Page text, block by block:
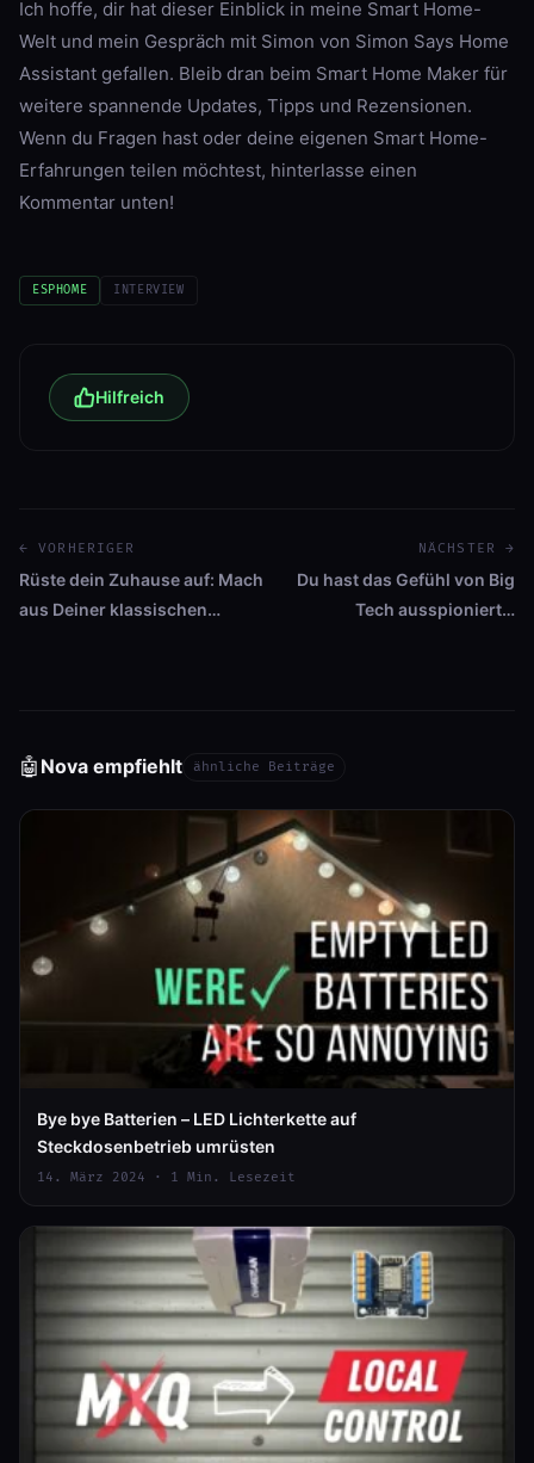
Ich hoffe, dir hat dieser Einblick in meine Smart Home-
Welt und mein Gespräch mit Simon von Simon Says Home
Assistant gefallen. Bleib dran beim Smart Home Maker für
weitere spannende Updates, Tipps und Rezensionen.
Wenn du Fragen hast oder deine eigenen Smart Home-
Erfahrungen teilen möchtest, hinterlasse einen
Kommentar unten!
ESPHOME INTERVIEW
Hilfreich
← VORHERIGER
Rüste dein Zuhause auf: Mach
aus Deiner klassischen…
NÄCHSTER →
Du hast das Gefühl von Big
Tech ausspioniert…
🤖 Nova empfiehlt ähnliche Beiträge
Bye bye Batterien – LED Lichterkette auf
Steckdosenbetrieb umrüsten
14. März 2024 · 1 Min. Lesezeit